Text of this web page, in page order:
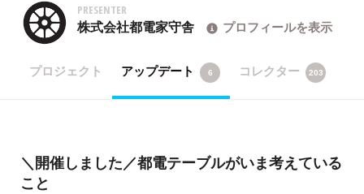
PRESENTER
株式会社都電家守舎 プロフィールを表示
プロジェクト アップデート 6 コレクター 203
＼開催しました／都電テーブルがいま考えている
こと